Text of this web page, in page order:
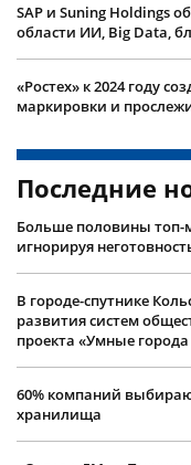
SAP и Suning Holdings
области ИИ, Big Data,
«Ростех» к 2024 году
маркировки и
Последние
Больше половины топ-
игнорируя
В городе-спутнике
развития систем
проекта «Умные
60% компаний
хранилища